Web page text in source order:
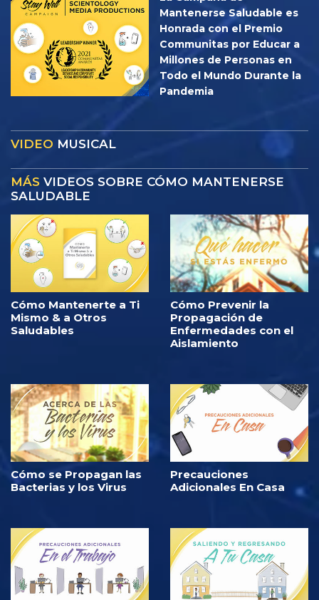
Mantenerse Saludable es
Honrada con el Premio
Communitas por Educar a
Millones de Personas en
Todo el Mundo Durante la
Pandemia
VIDEO MUSICAL
MÁS VIDEOS SOBRE CÓMO MANTENERSE
SALUDABLE
Cómo Mantenerte a Ti
Mismo & a Otros
Saludables
Cómo Prevenir la
Propagación de
Enfermedades con el
Aislamiento
Cómo se Propagan las
Bacterias y los Virus
Precauciones
Adicionales En Casa